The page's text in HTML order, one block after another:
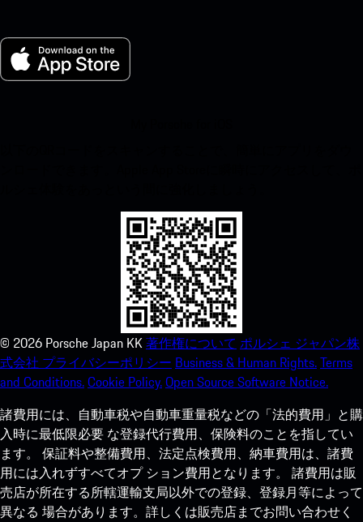
© 2026 Porsche Japan KK著作権について ポルシェ ジャパン株
式会社 プライバシーポリシー Business & Human Rights.Terms
and Conditions.Cookie Policy.Open Source Software Notice.
諸費用には、自動車税や自動車重量税などの「法的費用」と購
入時に最低限必要 な登録代行費用、保険料のことを指してい
ます。 保証料や整備費用、法定点検費用、納車費用は、諸費
用には入れずすべてオプ ション費用となります。 諸費用は販
売店が所在する所轄運輸支局以外での登録、登録月等によって
異なる 場合があります。詳しくは販売店までお問い合わせく